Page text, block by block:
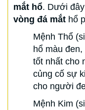
mắt hổ. Dưới
vòng đá mắt hổ
Mệnh Thổ
hổ màu
tốt nhất cho
củng cố sự
cho người
Mệnh Kim